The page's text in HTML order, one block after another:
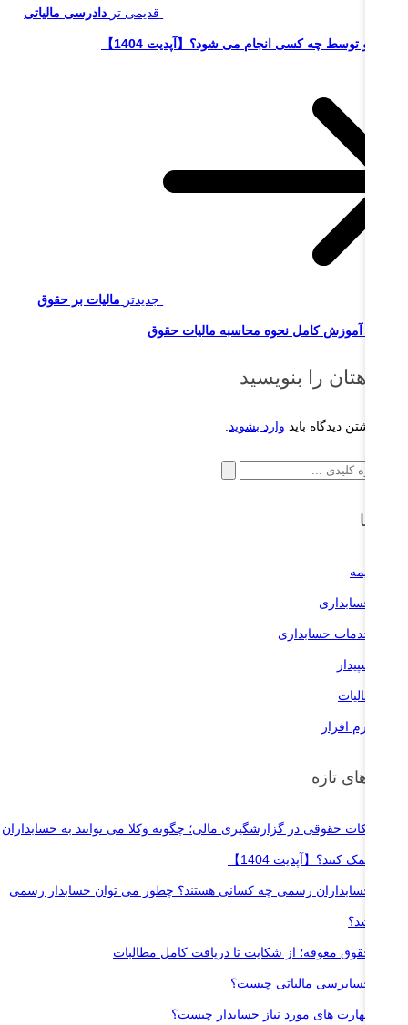
قدیمی تر دادرسی مالیاتی
و توسط چه کسی انجام می شود؟【آپدیت 1404】
جدیدتر مالیات بر حقوق
آموزش کامل نحوه محاسبه مالیات حقوق
را بنویسید
نوشتن دیدگاه بایدوارد بشوید.
بیمه
حسابداری
خدمات حسابداری
سپیدار
مالیات
نرم افزار
تازه
نکات حقوقی در گزارشگیری مالی؛ چگونه وکلا می توانند به حسابداران
کمک کنند؟【آپدیت 1404】
حسابداران رسمی چه کسانی هستند؟ چطور می توان حسابدار رسمی
شد؟
حقوق معوقه؛ از شکایت تا دریافت کامل مطالبات
حسابرسی مالیاتی چیست؟
مهارت های مورد نیاز حسابدار چیست؟